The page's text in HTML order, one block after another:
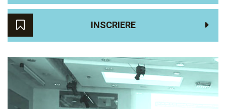
INSCRIERE